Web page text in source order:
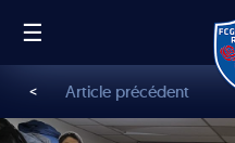
☰
< Article précédent